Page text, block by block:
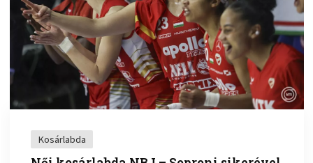
Kosárlabda